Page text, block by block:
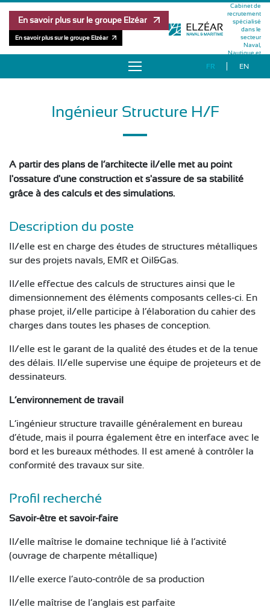
En savoir plus sur le groupe Elzéar
En savoir plus sur le groupe Elzéar
Cabinet de
recrutement
spécialisé
dans le
secteur
Naval,
Nautique et
FR EN
À PROPOS
OFFRES D’EMPLOI
MÉTHODOLOGIE
PUBLICATIONS
Ingénieur Structure H/F
A partir des plans de l’architecte il/elle met au point
l'ossature d'une construction et s'assure de sa stabilité
grâce à des calculs et des simulations.
Description du poste
Il/elle est en charge des études de structures métalliques
sur des projets navals, EMR et Oil&Gas.
Il/elle effectue des calculs de structures ainsi que le
dimensionnement des éléments composants celles-ci. En
phase projet, il/elle participe à l’élaboration du cahier des
charges dans toutes les phases de conception.
Il/elle est le garant de la qualité des études et de la tenue
des délais. Il/elle supervise une équipe de projeteurs et de
dessinateurs.
L’environnement de travail
L’ingénieur structure travaille généralement en bureau
d’étude, mais il pourra également être en interface avec le
bord et les bureaux méthodes. Il est amené à contrôler la
conformité des travaux sur site.
Profil recherché
Savoir-être et savoir-faire
Il/elle maîtrise le domaine technique lié à l’activité
(ouvrage de charpente métallique)
Il/elle exerce l’auto-contrôle de sa production
Il/elle maîtrise de l’anglais est parfaite